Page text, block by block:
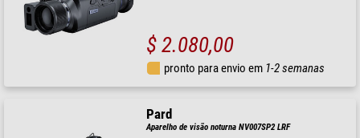
$ 2.080,00
pronto para envio em 1-2 semanas
Pard
Aparelho de visão noturna NV007SP2 LRF